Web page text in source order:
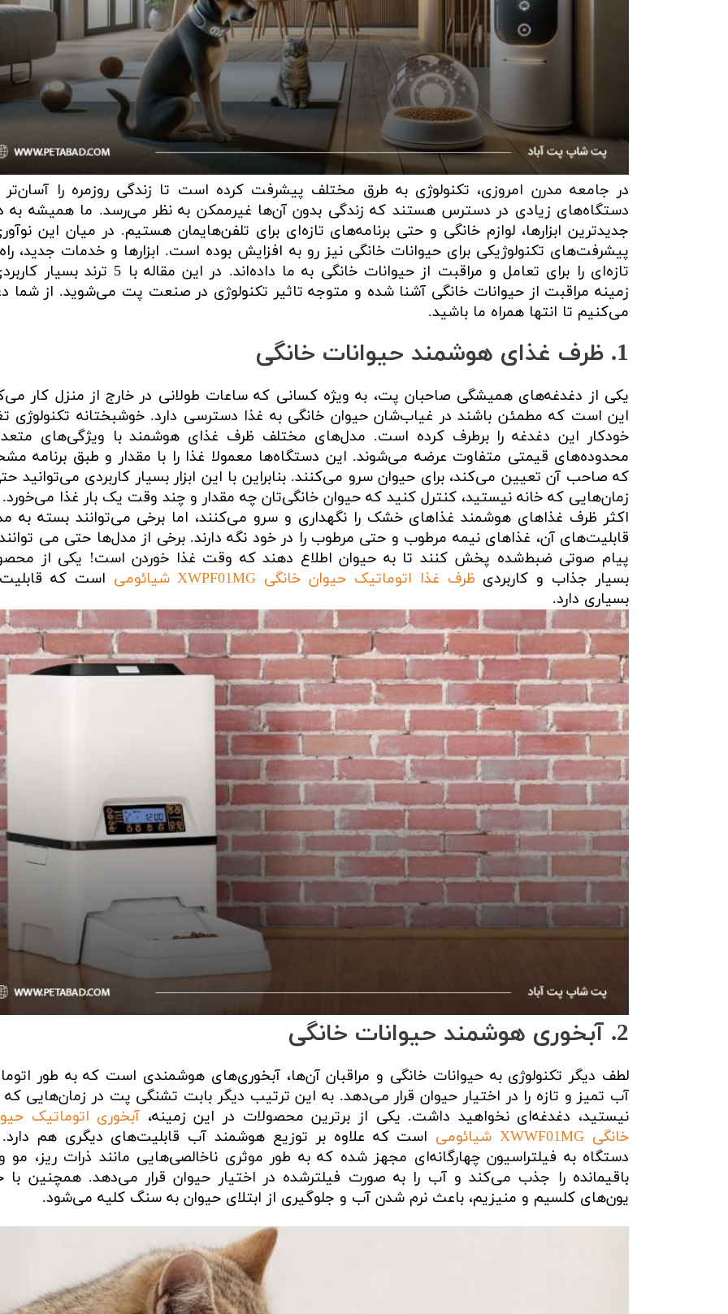
ویسکاس
ونپی
در جامعه مدرن امروزی، تکنولوژی به طرق مختلف پیشرفت کرده است تا زندگی روزمره را آسان‌تر
دستگاه‌های زیادی در دسترس هستند که زندگی بدون آن‌ها غیرممکن به نظر می‌رسد. ما همیشه به‌
جدیدترین ابزارها، لوازم خانگی و حتی برنامه‌های تازه‌ای برای تلفن‌هایمان هستیم. در میان این
پیشرفت‌های تکنولوژیکی برای حیوانات خانگی نیز رو به افزایش بوده است. ابزارها و خدمات جدید،
تازه‌ای را برای تعامل و مراقبت از حیوانات خانگی به ما داده‌اند. در این مقاله با
زمینه مراقبت از حیوانات خانگی آشنا شده و متوجه تاثیر تکنولوژی در صنعت پت می‌شوید. از شما
می‌کنیم تا انتها همراه ما باشید.
1. ظرف غذای هوشمند حیوانات خانگی
یکی از دغدغه‌های همیشگی صاحبان پت، به ویژه کسانی که ساعات طولانی در خارج از منزل کار
این است که مطمئن باشند در غیاب‌شان حیوان خانگی به غذا دسترسی دارد. خوشبختانه تکنولوژی
خودکار این دغدغه را برطرف کرده است. مدل‌های مختلف ظرف غذای هوشمند با ویژگی‌های
محدوده‌های قیمتی متفاوت عرضه می‌شوند. این دستگاه‌ها معمولا غذا را با مقدار و طبق برنامه
که صاحب آن تعیین می‌کند، برای حیوان سرو می‌کنند. بنابراین با این ابزار بسیار کاربردی می‌توانید
زمان‌هایی که خانه نیستید، کنترل کنید که حیوان خانگی‌تان چه مقدار و چند وقت یک بار غذا
اکثر ظرف غذاهای هوشمند غذاهای خشک را نگهداری و سرو می‌کنند، اما برخی می‌توانند بسته به
قابلیت‌های آن، غذاهای نیمه مرطوب و حتی مرطوب را در خود نگه دارند. برخی از مدل‌ها حتی می
پیام صوتی ضبط‌شده پخش کنند تا به حیوان اطلاع دهند که وقت غذا خوردن است! یکی از
بسیار جذاب و کاربردی ظرف غذا اتوماتیک حیوان خانگی XWPF01MG شیائومی
است که
بسیاری دارد.
2. آبخوری هوشمند حیوانات خانگی
لطف دیگر تکنولوژی به حیوانات خانگی و مراقبان آن‌ها، آبخوری‌های هوشمندی است که به طور
آب تمیز و تازه را در اختیار حیوان قرار می‌دهد. به این ترتیب دیگر بابت تشنگی پت در زمان‌هایی که
نیستید، دغدغه‌ای نخواهید داشت. یکی از برترین محصولات در این زمینه، آبخوری اتوماتیک
خانگی XWWF01MG شیائومی
است که علاوه بر توزیع هوشمند آب قابلیت‌های دیگری هم
دستگاه به فیلتراسیون چهارگانه‌ای مجهز شده که به طور موثری ناخالصی‌هایی مانند ذرات ریز، مو
باقیمانده را جذب می‌کند و آب را به صورت فیلترشده در اختیار حیوان قرار می‌دهد. همچنین
یون‌های کلسیم و منیزیم، باعث نرم شدن آب و جلوگیری از ابتلای حیوان به سنگ کلیه می‌شود.